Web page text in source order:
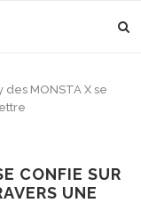
des MONSTA X se
CONFIE SUR
UNE